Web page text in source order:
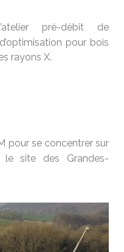
pré-débit de
pour bois
rayons X.
pour se concentrer sur
le site des Grandes-